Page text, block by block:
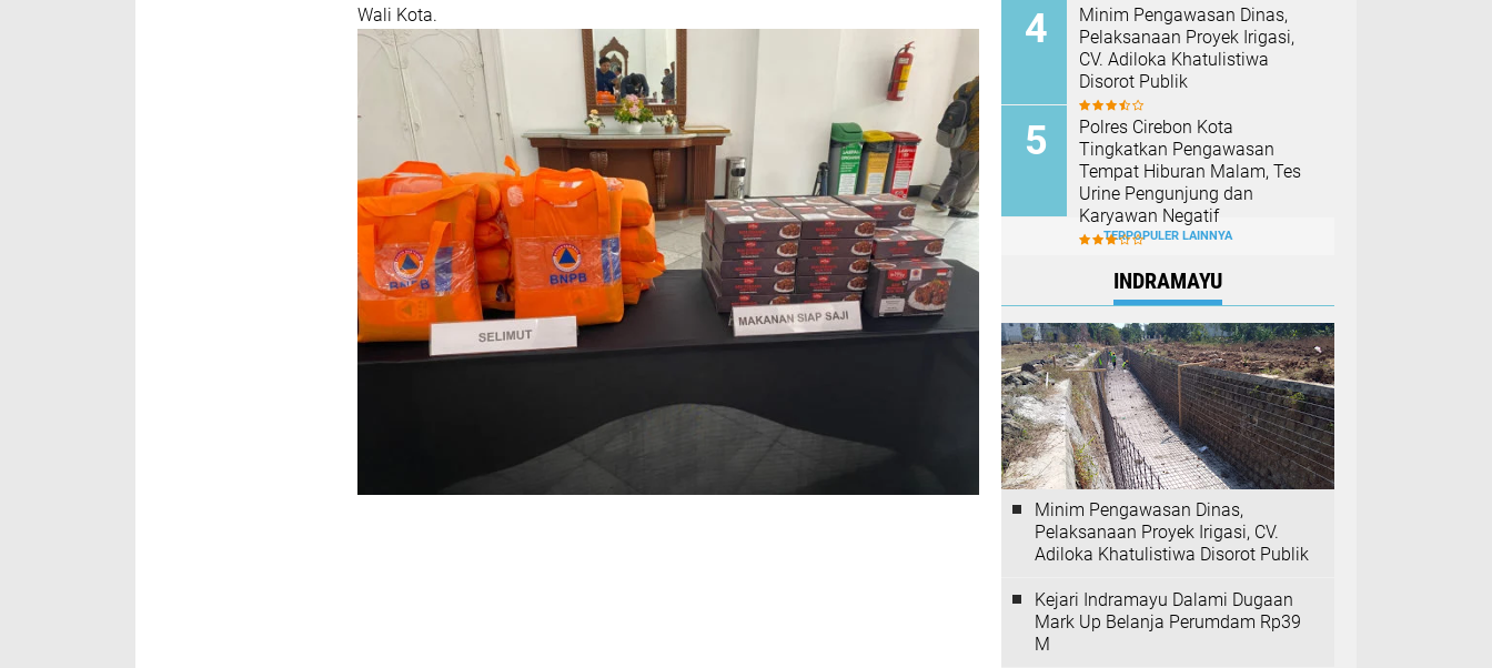
Wali Kota.
Minim Pengawasan Dinas,
Pelaksanaan Proyek Irigasi,
CV. Adiloka Khatulistiwa
Disorot Publik
Polres Cirebon Kota
Tingkatkan Pengawasan
Tempat Hiburan Malam, Tes
Urine Pengunjung dan
Karyawan Negatif
TERPOPULER LAINNYA
INDRAMAYU
Minim Pengawasan Dinas,
Pelaksanaan Proyek Irigasi, CV.
Adiloka Khatulistiwa Disorot Publik
Kejari Indramayu Dalami Dugaan
Mark Up Belanja Perumdam Rp39
M